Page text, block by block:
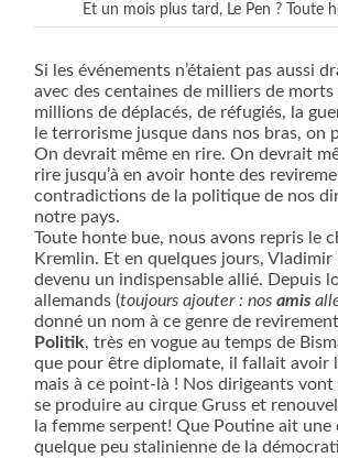
Et un mois plus tard, Le Pen ? Toute
Si les événements n’étaient pas aussi
avec des centaines de milliers de morts
millions de déplacés, de réfugiés, la
le terrorisme jusque dans nos bras, on
On devrait même en rire. On devrait
rire jusqu’à en avoir honte des
contradictions de la politique de nos
notre pays.
Toute honte bue, nous avons repris le
Kremlin. Et en quelques jours,
devenu un indispensable allié. Depuis
allemands (toujours ajouter : nosamis
donné un nom à ce genre de
Politik, très en vogue au temps de
que pour être diplomate, il fallait avoir
mais à ce point-là ! Nos dirigeants
se produire au cirque Gruss et
la femme serpent! Que Poutine ait
quelque peu stalinienne de la